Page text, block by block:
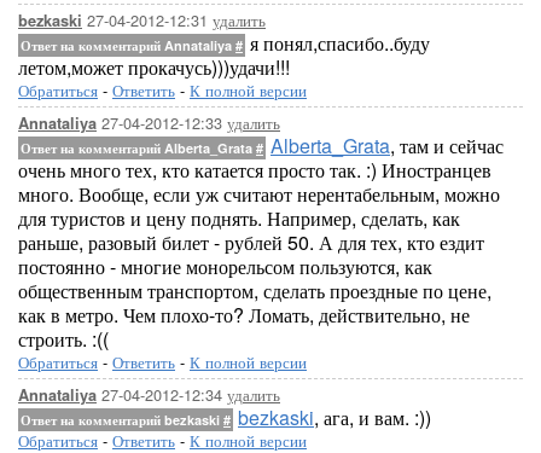
bezkaski 27-04-2012-12:31 удалить
Ответ на комментарий Annataliya # я понял,спасибо..буду
летом,может прокачусь)))удачи!!!
Обратиться - Ответить - К полной версии
Annataliya 27-04-2012-12:33 удалить
Ответ на комментарий Alberta_Grata # Alberta_Grata, там и сейчас
очень много тех, кто катается просто так. :) Иностранцев
много. Вообще, если уж считают нерентабельным, можно
для туристов и цену поднять. Например, сделать, как
раньше, разовый билет - рублей 50. А для тех, кто ездит
постоянно - многие монорельсом пользуются, как
общественным транспортом, сделать проездные по цене,
как в метро. Чем плохо-то? Ломать, действительно, не
строить. :((
Обратиться - Ответить - К полной версии
Annataliya 27-04-2012-12:34 удалить
Ответ на комментарий bezkaski # bezkaski, ага, и вам. :))
Обратиться - Ответить - К полной версии